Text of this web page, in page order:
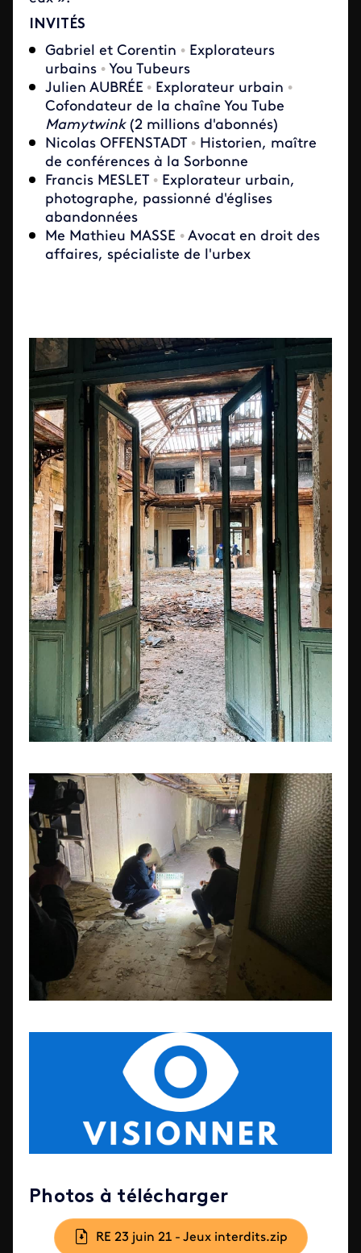
INVITÉS
Gabriel et Corentin • Explorateurs
urbains • You Tubeurs
Julien AUBRÉE • Explorateur urbain •
Cofondateur de la chaîne You Tube
Mamytwink(2 millions d'abonnés)
Nicolas OFFENSTADT• Historien, maître
de conférences à la Sorbonne
Francis MESLET • Explorateur urbain,
photographe, passionné d'églises
abandonnées
Me Mathieu MASSE • Avocat en droit des
affaires, spécialiste de l'urbex
Photos à télécharger
Document
RE 23 juin 21 - Jeux interdits.zip